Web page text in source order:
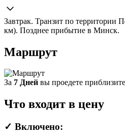
Завтрак. Транзит по территории
км). Позднее прибытие в Минск.
Маршрут
За 7 Дней вы проедете
Что входит в цену
✓ Включено: